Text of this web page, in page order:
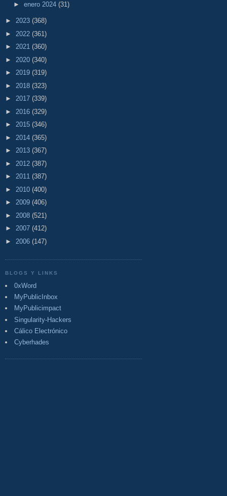
► enero 2024 (31)
► 2023 (368)
► 2022 (361)
► 2021 (360)
► 2020 (340)
► 2019 (319)
► 2018 (323)
► 2017 (339)
► 2016 (329)
► 2015 (346)
► 2014 (365)
► 2013 (367)
► 2012 (387)
► 2011 (387)
► 2010 (400)
► 2009 (406)
► 2008 (521)
► 2007 (412)
► 2006 (147)
BLOGS Y LINKS
0xWord
MyPublicInbox
MyPublicimpact
Singularity-Hackers
Cálico Electrónico
Cyberhades